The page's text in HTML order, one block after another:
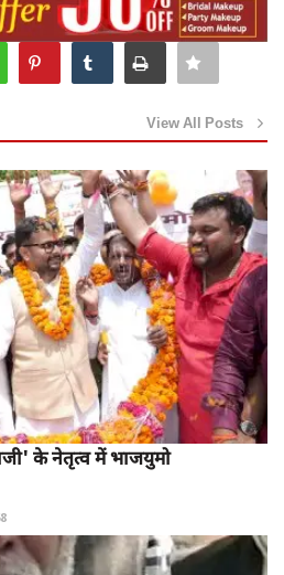
View All Posts
के नेतृत्व में भाजयुमो